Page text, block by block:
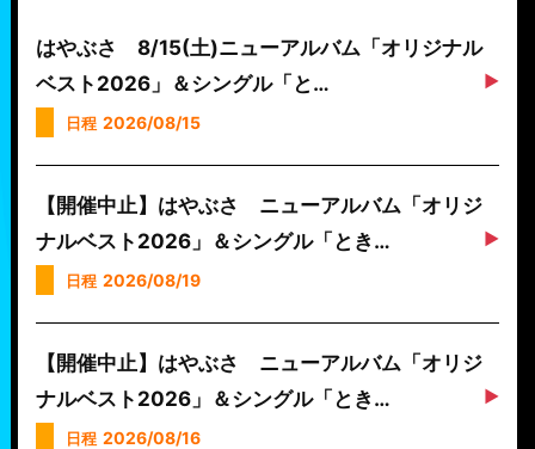
はやぶさ 8/15(土)ニューアルバム「オリジナル
ベスト2026」＆シングル「と…
日程 2026/08/15
【開催中止】はやぶさ ニューアルバム「オリジ
ナルベスト2026」＆シングル「とき…
日程 2026/08/19
【開催中止】はやぶさ ニューアルバム「オリジ
ナルベスト2026」＆シングル「とき…
日程 2026/08/16